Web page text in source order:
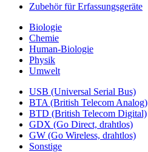
Zubehör für Erfassungsgeräte
Biologie
Chemie
Human-Biologie
Physik
Umwelt
USB (Universal Serial Bus)
BTA (British Telecom Analog)
BTD (British Telecom Digital)
GDX (Go Direct, drahtlos)
GW (Go Wireless, drahtlos)
Sonstige